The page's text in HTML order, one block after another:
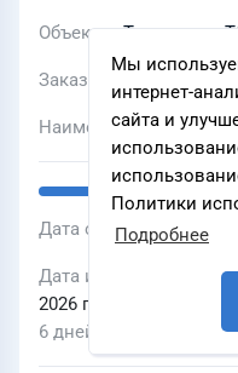
Мы
интернет-
сайта и
Политики
Подробнее
ТЭЦ-1 в
техническим
указать
предоставить
форматах eхcel,
действия ТКП.
запросу можно
приложениях к
направить ТКП
Объекты Тюменская
Заказчик ПАО
Наименование ЭТП
Дата объявления 05
Дата и время
2026 г., 20:00
6 дней